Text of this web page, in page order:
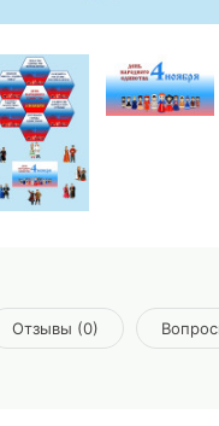
Отзывы (0)